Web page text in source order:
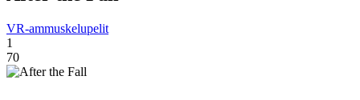
VR-ammuskelupelit
1
70